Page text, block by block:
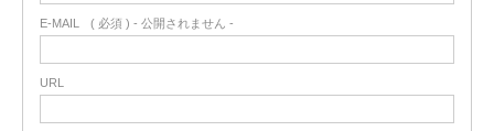
E-MAIL ( 必須 ) - 公開されません -
URL